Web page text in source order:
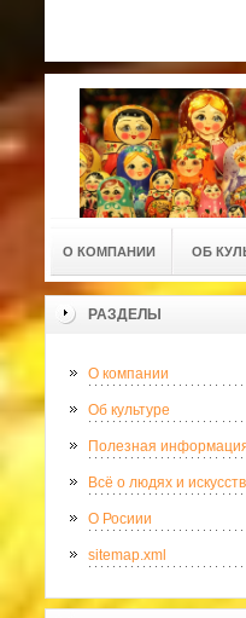
О КОМПАНИИ ОБ
РАЗДЕЛЫ
О компании
Об культуре
Полезная
Всё о людях и
О Росиии
sitemap.xml